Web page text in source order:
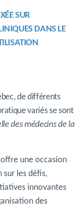
SUR
DANS LE
de différents
variés se sont
des médecins de la
une occasion
sur les défis,
innovantes
des